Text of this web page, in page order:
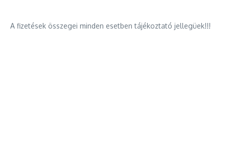
A fizetések összegei minden esetben tájékoztató jellegüek!!!